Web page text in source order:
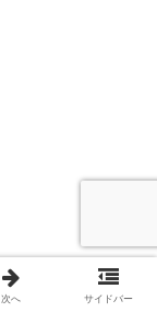
次へ サイドバー